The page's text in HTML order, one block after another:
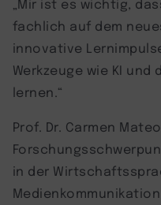
„Mir ist es wichtig,
fachlich auf dem
innovative
Werkzeuge wie KI und
lernen.“
Prof. Dr. Carmen
in der